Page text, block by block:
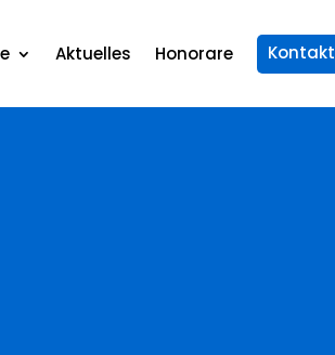
Aktuelles Honorare Kontakt